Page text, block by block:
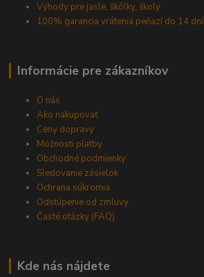
Výhody pre jasle, škôlky, školy
100% garancia vrátenia peňazí do 14 dní
Informácie pre zákazníkov
O nás
Ako nakupovať
Ceny dopravy
Možnosti platby
Obchodné podmienky
Sledovanie zásielok
Ochrana súkromia
Odstúpenie od zmluvy
Časté otázky (FAQ)
Kde nás nájdete